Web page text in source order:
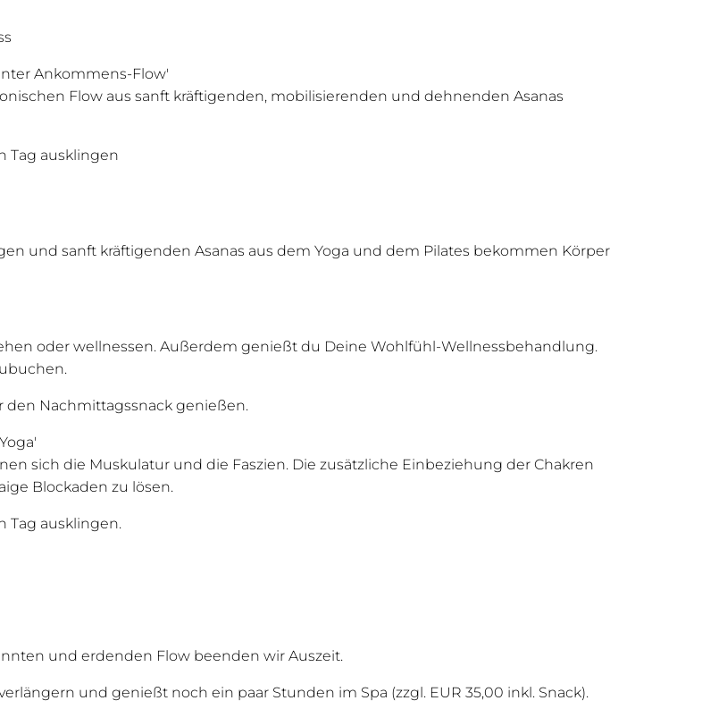
Ankommens-Flow'
Flow aus sanft kräftigenden, mobilisierenden und dehnenden Asanas
Tag ausklingen
und sanft kräftigenden Asanas aus dem Yoga und dem Pilates bekommen Körper
oder wellnessen. Außerdem genießt du Deine Wohlfühl-Wellnessbehandlung.
den Nachmittagssnack genießen.
sich die Muskulatur und die Faszien. Die zusätzliche Einbeziehung der Chakren
Blockaden zu lösen.
Tag ausklingen.
und erdenden Flow beenden wir Auszeit.
und genießt noch ein paar Stunden im Spa (zzgl. EUR 35,00 inkl. Snack).